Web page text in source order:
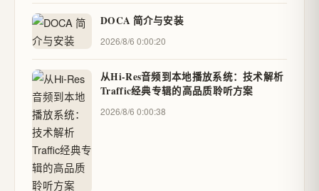
DOCA 简介与安装
2026/8/6 0:00:20
从Hi-Res音频到本地播放系统：技术解析
Traffic经典专辑的高品质聆听方案
2026/8/6 0:00:38